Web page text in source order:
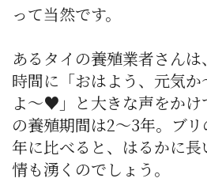
って当然です。
あるタイの養殖業者さん
時間に「おはよう、元気か
よ〜♥」と大きな声をかけ
の養殖期間は2〜3年。ブ
年に比べると、はるかに
情も湧くのでしょう。